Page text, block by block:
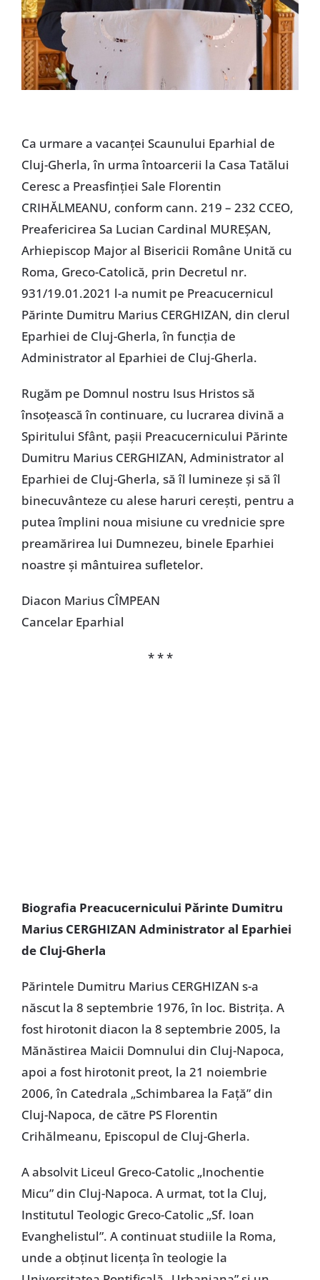
Ca urmare a vacanței Scaunului Eparhial de
Cluj-Gherla, în urma întoarcerii la Casa Tatălui
Ceresc a Preasfinției Sale Florentin
CRIHĂLMEANU, conform cann. 219 – 232 CCEO,
Preafericirea Sa Lucian Cardinal MUREȘAN,
Arhiepiscop Major al Bisericii Române Unită cu
Roma, Greco-Catolică, prin Decretul nr.
931/19.01.2021 l-a numit pe Preacucernicul
Părinte Dumitru Marius CERGHIZAN, din clerul
Eparhiei de Cluj-Gherla, în funcția de
Administrator al Eparhiei de Cluj-Gherla.
Rugăm pe Domnul nostru Isus Hristos să
însoțească în continuare, cu lucrarea divină a
Spiritului Sfânt, pașii Preacucernicului Părinte
Dumitru Marius CERGHIZAN, Administrator al
Eparhiei de Cluj-Gherla, să îl lumineze și să îl
binecuvânteze cu alese haruri cerești, pentru a
putea împlini noua misiune cu vrednicie spre
preamărirea lui Dumnezeu, binele Eparhiei
noastre și mântuirea sufletelor.
Diacon Marius CÎMPEAN
Cancelar Eparhial
* * *
Biografia Preacucernicului Părinte Dumitru
Marius CERGHIZAN Administrator al Eparhiei
de Cluj-Gherla
Părintele Dumitru Marius CERGHIZAN s-a
născut la 8 septembrie 1976, în loc. Bistriţa. A
fost hirotonit diacon la 8 septembrie 2005, la
Mănăstirea Maicii Domnului din Cluj-Napoca,
apoi a fost hirotonit preot, la 21 noiembrie
2006, în Catedrala „Schimbarea la Față” din
Cluj-Napoca, de către PS Florentin
Crihălmeanu, Episcopul de Cluj-Gherla.
A absolvit Liceul Greco-Catolic „Inochentie
Micu” din Cluj-Napoca. A urmat, tot la Cluj,
Institutul Teologic Greco-Catolic „Sf. Ioan
Evanghelistul”. A continuat studiile la Roma,
unde a obținut licența în teologie la